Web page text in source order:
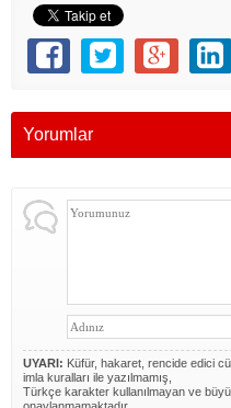
Yorumlar
UYARI: Küfür, hakaret, rencide edici
imla kuralları ile yazılmamış,
Türkçe karakter kullanılmayan ve